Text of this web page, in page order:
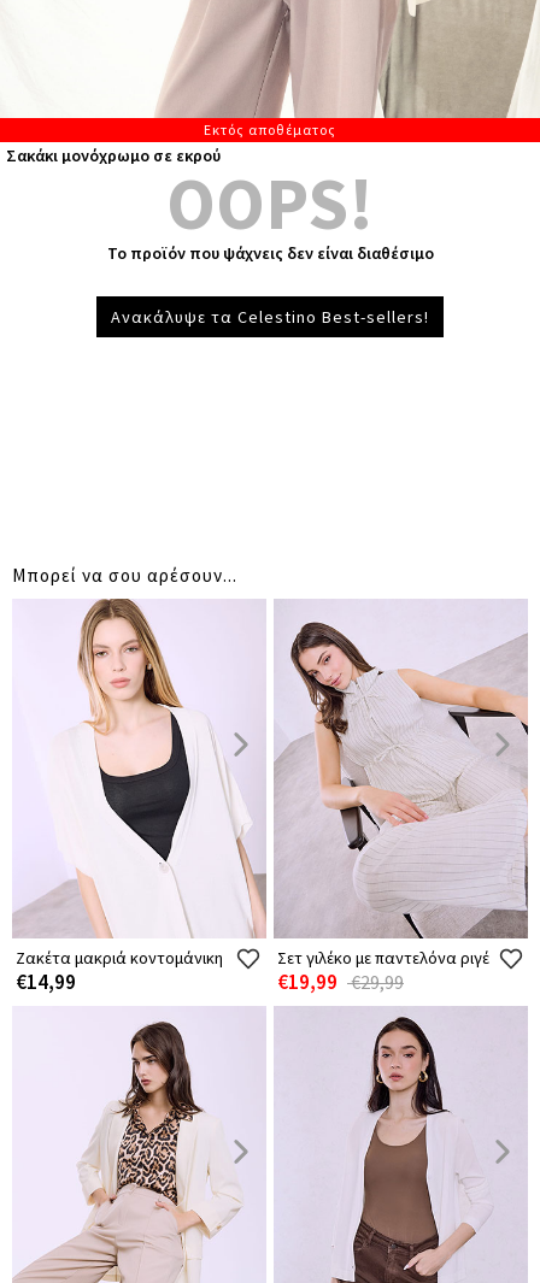
Εκτός αποθέματος
Σακάκι μονόχρωμο σε εκρού
OOPS!
Το προϊόν που ψάχνεις δεν είναι διαθέσιμο
Ανακάλυψε τα Celestino Best-sellers!
Μπορεί να σου αρέσουν...
Ζακέτα μακριά κοντομάνικη
€14,99
Σετ γιλέκο με παντελόνα ριγέ
€19,99 €29,99